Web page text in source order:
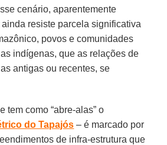
cenário, aparentemente
resiste parcela significativa
povos e comunidades
indígenas, que as relações de
antigas ou recentes, se
tem como “abre-alas” o
do Tapajós – é marcado por
de infra-estrutura que